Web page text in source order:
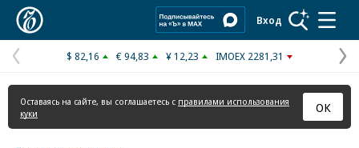
Вход
Предыдущая
страница
$ 82,16 € 94,83 ¥ 12,23 IMOEX 2281,31
Оставаясь на сайте, вы соглашаетесь с правилами использования
куки
ОК